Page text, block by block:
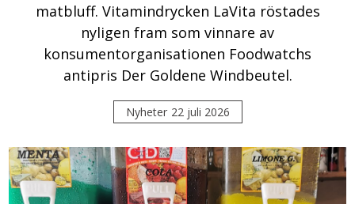
matbluff. Vitamindrycken LaVita röstades
nyligen fram som vinnare av
konsumentorganisationen Foodwatchs
antipris Der Goldene Windbeutel.
Nyheter 22 juli 2026